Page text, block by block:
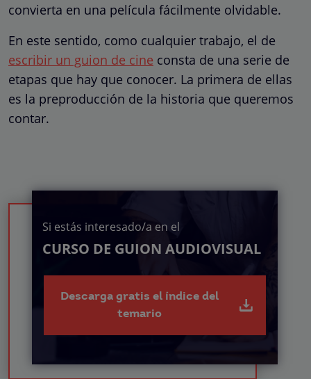
convierta en una película fácilmente olvidable.
En este sentido, como cualquier trabajo, el de
escribir un guion de cine consta de una serie de
etapas que hay que conocer. La primera de ellas
es la preproducción de la historia que queremos
contar.
Si estás interesado/a en el
CURSO DE GUION AUDIOVISUAL
Descarga gratis el índice del
temario